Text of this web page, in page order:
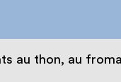
au thon, au